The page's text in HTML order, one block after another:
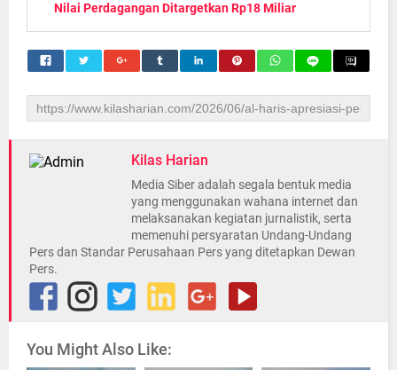
Nilai Perdagangan Ditargetkan Rp18 Miliar
Kilas Harian
Media Siber adalah segala bentuk media
yang menggunakan wahana internet dan
melaksanakan kegiatan jurnalistik, serta
memenuhi persyaratan Undang-Undang
Pers dan Standar Perusahaan Pers yang ditetapkan Dewan
Pers.
You Might Also Like: